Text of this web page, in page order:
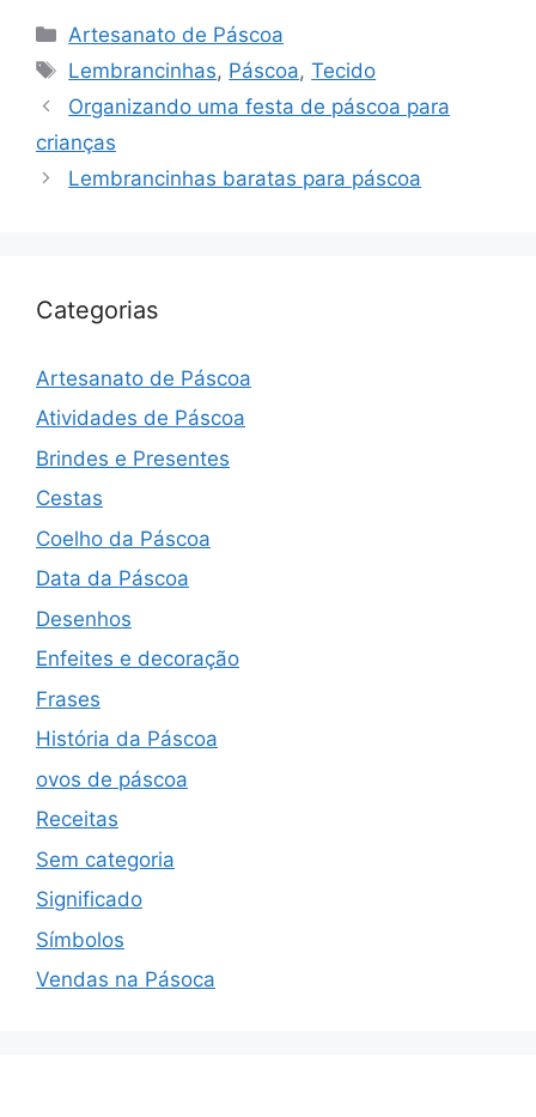
Categorias
Artesanato de Páscoa
Tags
Lembrancinhas, Páscoa,Tecido
Navegação
de
Organizando uma festa de páscoa para
crianças
Lembrancinhas baratas para páscoa
Categorias
Artesanato de Páscoa
Atividades de Páscoa
Brindes e Presentes
Cestas
Coelho da Páscoa
Data da Páscoa
Desenhos
Enfeites e decoração
Frases
História da Páscoa
ovos de páscoa
Receitas
Sem categoria
Significado
Símbolos
Vendas na Pásoca